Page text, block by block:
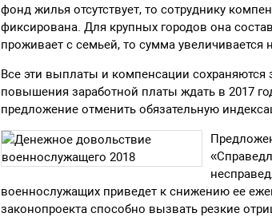
фонд жилья отсутствует, то сотруднику
фиксирована. Для крупных городов она
проживает с семьей, то сумма
Все эти выплаты и компенсации
повышения заработной платы ждать в 2017
предложение отменить обязательную
военнослужащих приведет к снижению ее
законопроекта способно вызвать резкие